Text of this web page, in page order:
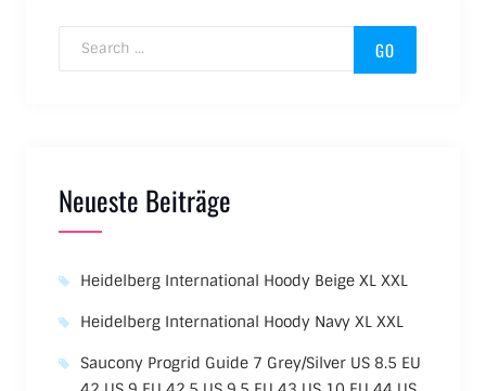
Neueste Beiträge
Heidelberg International Hoody Beige XL XXL
Heidelberg International Hoody Navy XL XXL
Saucony Progrid Guide 7 Grey/Silver US 8.5 EU